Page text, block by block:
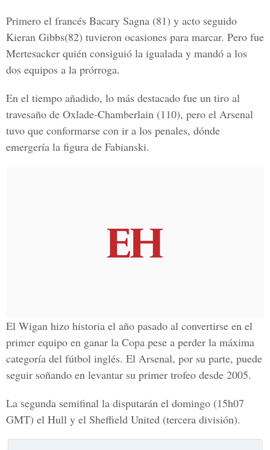
Primero el francés Bacary Sagna (81) y acto seguido
Kieran Gibbs(82) tuvieron ocasiones para marcar. Pero fue
Mertesacker quién consiguió la igualada y mandó a los
dos equipos a la prórroga.
En el tiempo añadido, lo más destacado fue un tiro al
travesaño de Oxlade-Chamberlain (110), pero el Arsenal
tuvo que conformarse con ir a los penales, dónde
emergería la figura de Fabianski.
El Wigan hizo historia el año pasado al convertirse en el
primer equipo en ganar la Copa pese a perder la máxima
categoría del fútbol inglés. El Arsenal, por su parte, puede
seguir soñando en levantar su primer trofeo desde 2005.
La segunda semifinal la disputarán el domingo (15h07
GMT) el Hull y el Sheffield United (tercera división).